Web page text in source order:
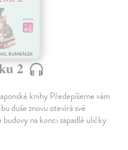
2
knihy Předepíšeme vám
duše znovu otevírá své
na konci zapadlé uličky